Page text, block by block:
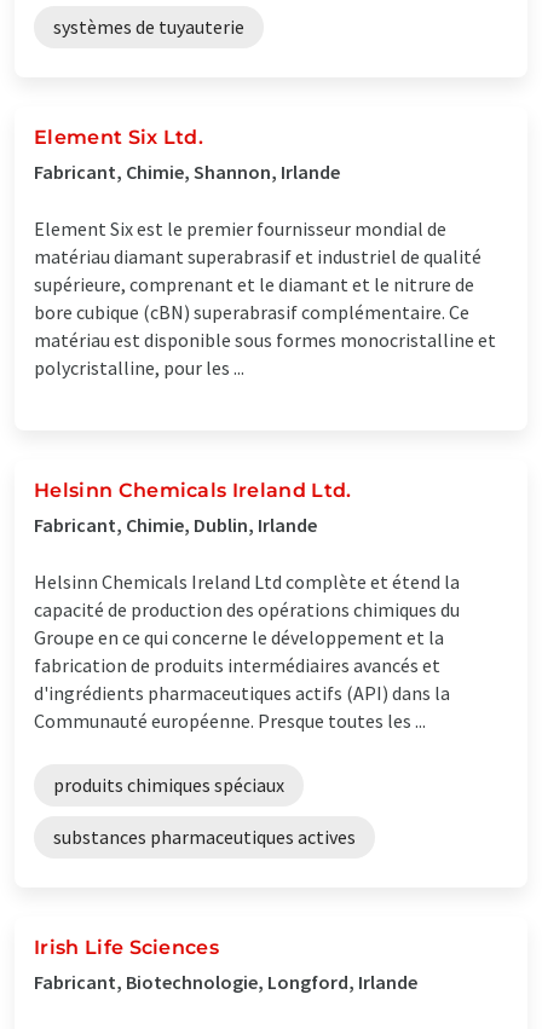
systèmes de tuyauterie
Element Six Ltd.
Fabricant, Chimie, Shannon, Irlande
Element Six est le premier fournisseur mondial de
matériau diamant superabrasif et industriel de qualité
supérieure, comprenant et le diamant et le nitrure de
bore cubique (cBN) superabrasif complémentaire. Ce
matériau est disponible sous formes monocristalline et
polycristalline, pour les ...
Helsinn Chemicals Ireland Ltd.
Fabricant, Chimie, Dublin, Irlande
Helsinn Chemicals Ireland Ltd complète et étend la
capacité de production des opérations chimiques du
Groupe en ce qui concerne le développement et la
fabrication de produits intermédiaires avancés et
d'ingrédients pharmaceutiques actifs (API) dans la
Communauté européenne. Presque toutes les ...
produits chimiques spéciaux
substances pharmaceutiques actives
Irish Life Sciences
Fabricant, Biotechnologie, Longford, Irlande